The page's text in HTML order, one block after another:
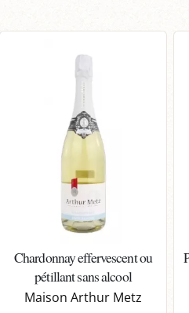
Chardonnay effervescent ou
pétillant sans alcool
Maison Arthur Metz